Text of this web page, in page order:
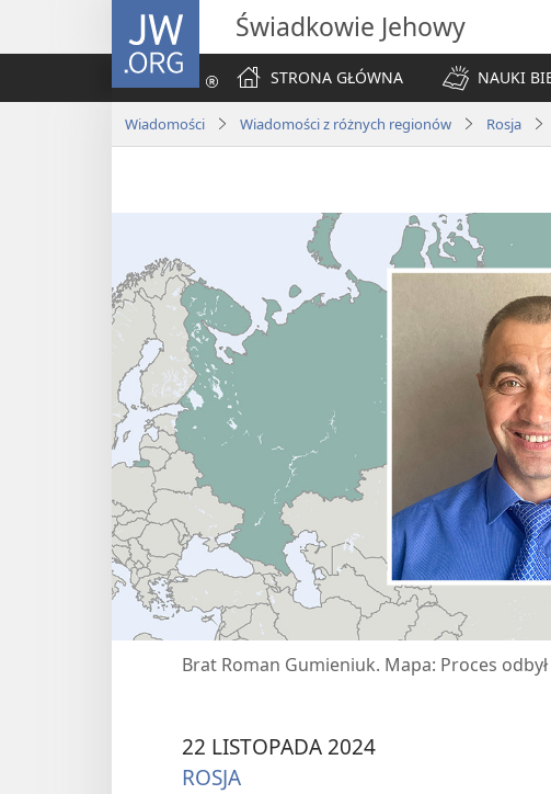
JW.ORG Świadkowie Jehowy
STRONA GŁÓWNA
NAUKI
Wiadomości Wiadomości z różnych regionów Rosja
Brat Roman Gumieniuk. Mapa: Proces
22 LISTOPADA 2024
ROSJA